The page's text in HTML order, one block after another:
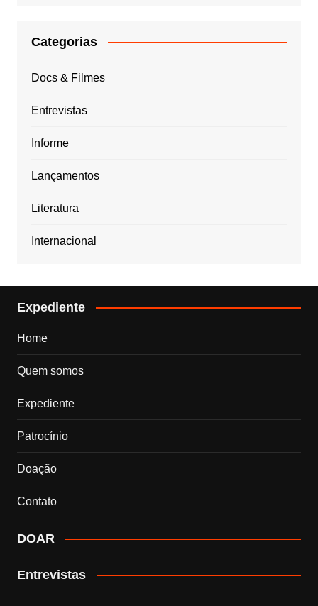
Categorias
Docs & Filmes
Entrevistas
Informe
Lançamentos
Literatura
Internacional
Expediente
Home
Quem somos
Expediente
Patrocínio
Doação
Contato
DOAR
Entrevistas